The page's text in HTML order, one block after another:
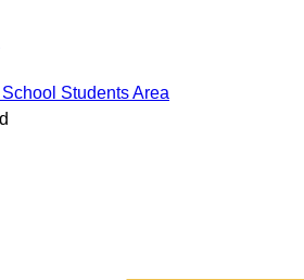
Students Area